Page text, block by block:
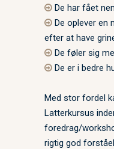
De har fået
De oplever en
efter at have
De føler sig
De er i bedre
Med stor fordel
Latterkursus
foredrag/
rigtig god